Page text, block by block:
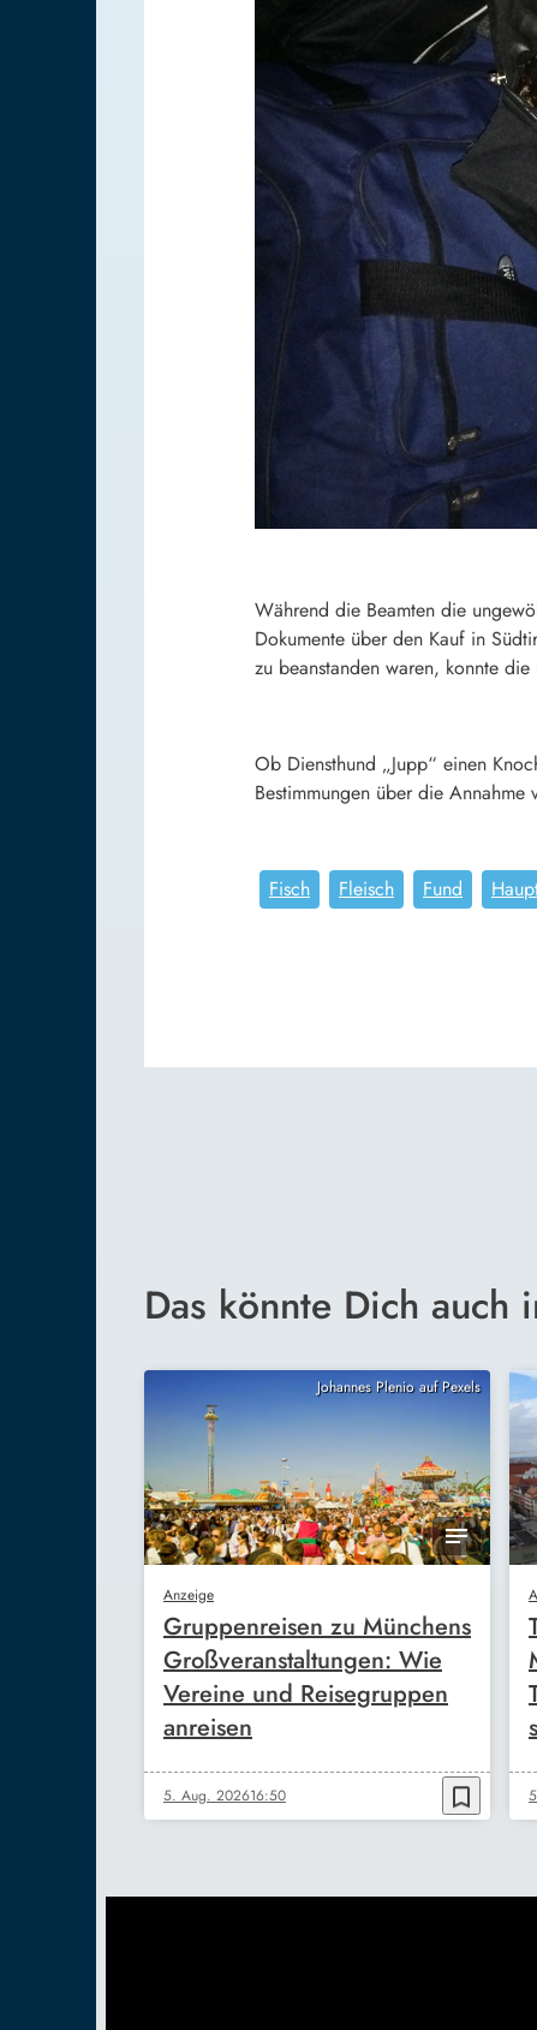
Während die Beamten die
Dokumente über den Kauf in
zu beanstanden waren, konnte
Ob Diensthund „Jupp“ einen
Bestimmungen über die
Fisch Fleisch Fund
Das könnte Dich auch
Johannes Plenio auf Pexels
Anzeige
Gruppenreisen zu Münchens
Großveranstaltungen: Wie
Vereine und Reisegruppen
anreisen
5. Aug. 202616:50 bookmark_border